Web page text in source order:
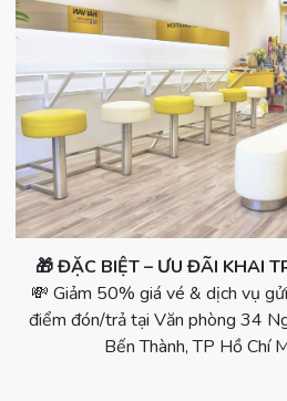
🎁 ĐẶC BIỆT – ƯU ĐÃI KHAI
💸 Giảm 50% giá vé & dịch vụ
điểm đón/trả tại Văn phòng 34
Bến Thành, TP Hồ Chí